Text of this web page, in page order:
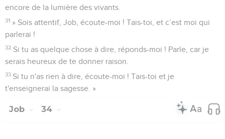
encore de la lumière des vivants.
31 » Sois attentif, Job, écoute-moi ! Tais-toi, et c’est moi qui
parlerai !
32 Si tu as quelque chose à dire, réponds-moi ! Parle, car je
serais heureux de te donner raison.
33 Si tu n'as rien à dire, écoute-moi ! Tais-toi et je
t'enseignerai la sagesse. »
Job 34